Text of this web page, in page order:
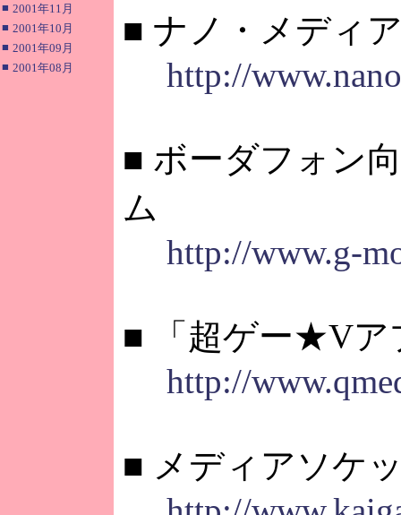
■ 2001年11月
■ 2001年10月
■ 2001年09月
■ 2001年08月
■ ナノ・メディ
http://
■ ボーダフォン
ム
http://www.g-
■ 「超ゲー★Vア
http://
■ メディアソケ